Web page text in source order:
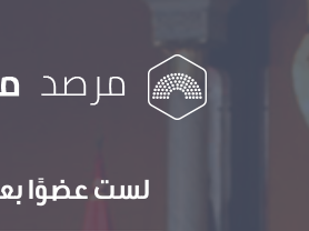
لست عضوًا بعد?